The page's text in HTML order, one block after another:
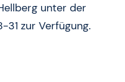
unter der
31 zur Verfügung.